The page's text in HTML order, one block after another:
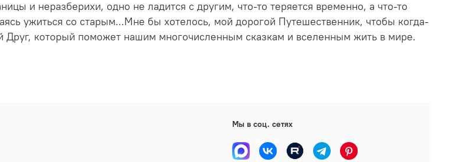
и неразберихи, одно не ладится с другим, что-то теряется временно, а что-то
ужиться со старым...Мне бы хотелось, мой дорогой Путешественник, чтобы когда-
Друг, который поможет нашим многочисленным сказкам и вселенным жить в мире.
Мы в соц. сетях